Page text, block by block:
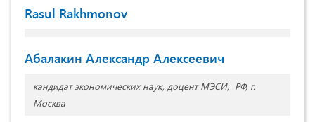
Rasul Rakhmonov
Абалакин Александр Алексеевич
кандидат экономических наук, доцент МЭСИ, РФ, г.
Москва